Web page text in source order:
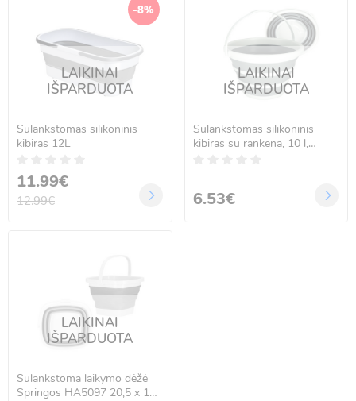
-8%
LAIKINAI
IŠPARDUOTA
Sulankstomas silikoninis
kibiras 12L
11.99€
12.99€
LAIKINAI
IŠPARDUOTA
Sulankstomas silikoninis
kibiras su rankena, 10 l,
6.53€
LAIKINAI
IŠPARDUOTA
Sulankstoma laikymo dėžė
Springos HA5097 20,5 x 12